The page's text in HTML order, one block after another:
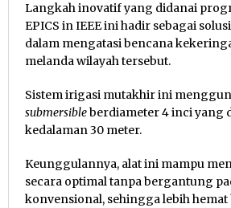
Langkah inovatif yang didanai
EPICS in IEEE ini hadir sebagai
dalam mengatasi bencana
melanda wilayah tersebut.
Sistem irigasi mutakhir ini
submersibleberdiameter 4 inci yang
kedalaman 30 meter.
Keunggulannya, alat ini mampu
secara optimal tanpa bergantung
konvensional, sehingga lebih